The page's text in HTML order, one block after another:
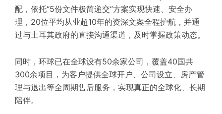
配，依托“5份文件极简递交”方案实现快速、安全办
理，20位平均从业超10年的资深文案全程护航，并通
过与土耳其政府的直接沟通渠道，及时掌握政策动态。
同时，环球已在全球设有50余家公司，覆盖40国共
300余项目，为客户提供全球开户、公司设立、房产管
理与退出等全周期售后服务，实现真正的全球化、长期
陪伴。